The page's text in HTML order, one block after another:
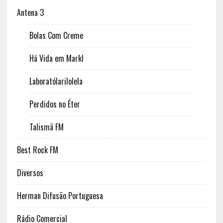
Antena 3
Bolas Com Creme
Há Vida em Markl
Laboratólarilolela
Perdidos no Éter
Talismã FM
Best Rock FM
Diversos
Herman Difusão Portuguesa
Rádio Comercial